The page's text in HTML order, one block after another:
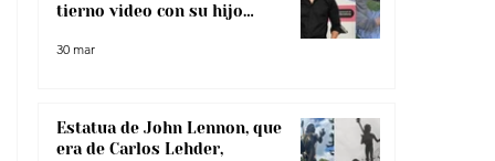
tierno video con su hijo
30 mar
Estatua de John Lennon, que
era de Carlos Lehder,